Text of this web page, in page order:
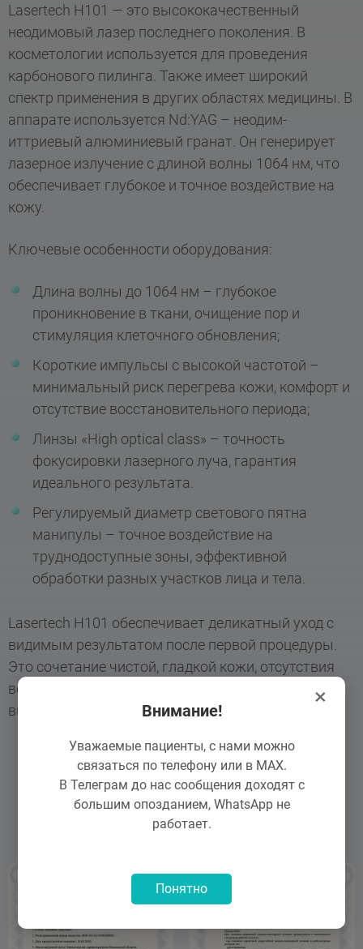
×
Внимание!
Уважаемые пациенты, с нами можно
связаться по телефону или в MAX.
В Телеграм до нас сообщения доходят с
большим опозданием, WhatsApp не
работает.
Понятно
Lasertech H101 — это высококачественный
неодимовый лазер последнего поколения. В
косметологии используется для проведения
карбонового пилинга. Также имеет широкий
спектр применения в других областях медицины. В
аппарате используется Nd:YAG – неодим-
иттриевый алюминиевый гранат. Он генерирует
лазерное излучение с длиной волны 1064 нм, что
обеспечивает глубокое и точное воздействие на
кожу.
Ключевые особенности оборудования:
Длина волны до 1064 нм – глубокое
проникновение в ткани, очищение пор и
стимуляция клеточного обновления;
Короткие импульсы с высокой частотой –
минимальный риск перегрева кожи, комфорт и
отсутствие восстановительного периода;
Линзы «High optical class» – точность
фокусировки лазерного луча, гарантия
идеального результата.
Регулируемый диаметр светового пятна
манипулы – точное воздействие на
труднодоступные зоны, эффективной
обработки разных участков лица и тела.
Lasertech H101 обеспечивает деликатный уход с
видимым результатом после первой процедуры.
Это сочетание чистой, гладкой кожи, отсутствия
воспалений и повышения тонуса. Идеальный
выбор для эффективного и безопасного ухода.
Лицензии